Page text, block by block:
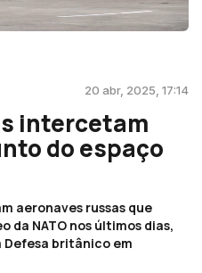
20 abr, 2025, 17:14
intercetam
do espaço
aeronaves russas que
da NATO nos últimos dias,
Defesa britânico em